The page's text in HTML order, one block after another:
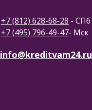
+7 (812) 628-68-28 - СПб
+7 (495) 796-49-47- Мск
info@kreditvam24.ru